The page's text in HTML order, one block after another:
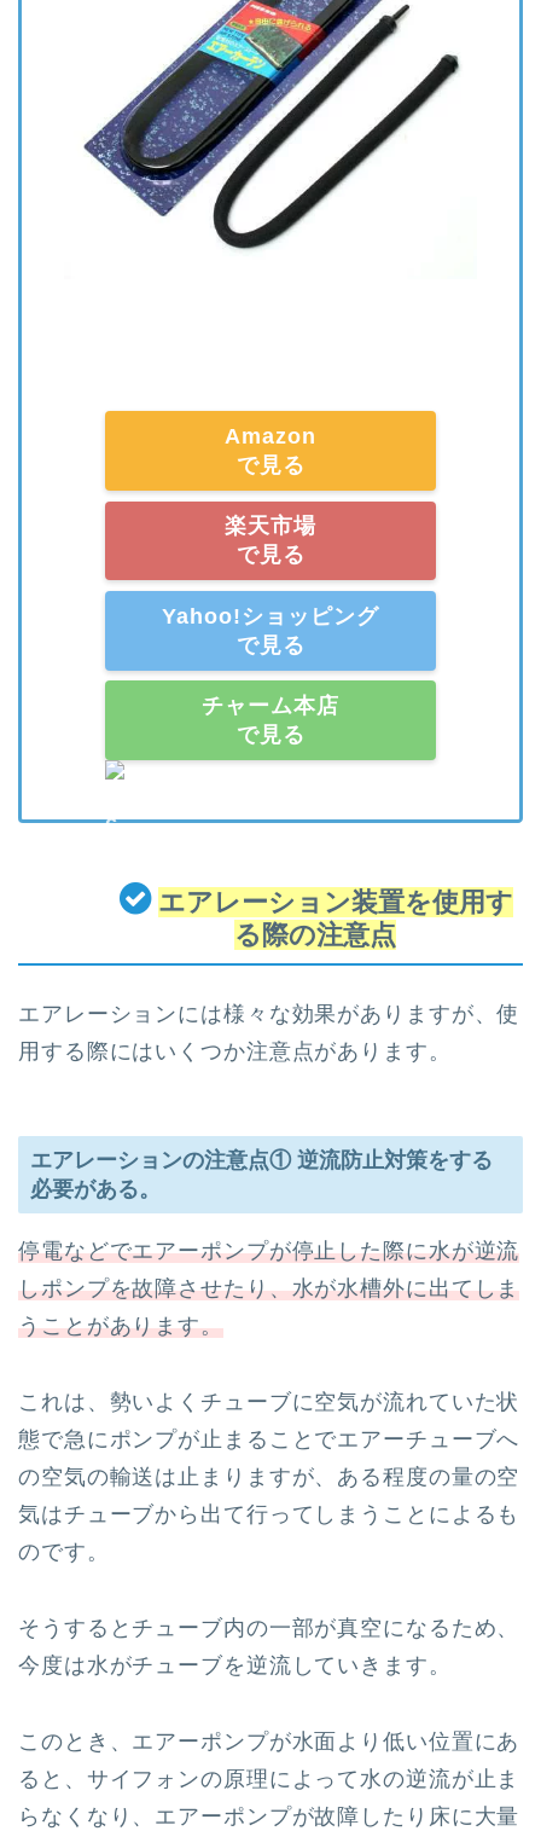
Amazon
で見る
楽天市場
で見る
Yahoo!ショッピング
で見る
チャーム本店
で見る
エアレーション装置を使用す
る際の注意点
エアレーションには様々な効果がありますが、使
用する際にはいくつか注意点があります。
エアレーションの注意点① 逆流防止対策をする
必要がある。
停電などでエアーポンプが停止した際に水が逆流
しポンプを故障させたり、水が水槽外に出てしま
うことがあります。
これは、勢いよくチューブに空気が流れていた状
態で急にポンプが止まることでエアーチューブへ
の空気の輸送は止まりますが、ある程度の量の空
気はチューブから出て行ってしまうことによるも
のです。
そうするとチューブ内の一部が真空になるため、
今度は水がチューブを逆流していきます。
このとき、エアーポンプが水面より低い位置にあ
ると、サイフォンの原理によって水の逆流が止ま
らなくなり、エアーポンプが故障したり床に大量